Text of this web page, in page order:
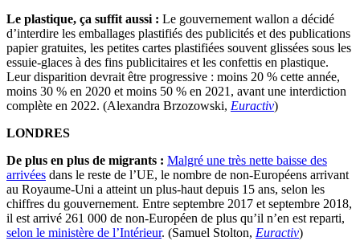
Le plastique, ça suffit aussi : Le gouvernement wallon a décidé
d’interdire les emballages plastifiés des publicités et des publications
papier gratuites, les petites cartes plastifiées souvent glissées sous les
essuie-glaces à des fins publicitaires et les confettis en plastique.
Leur disparition devrait être progressive : moins 20 % cette année,
moins 30 % en 2020 et moins 50 % en 2021, avant une interdiction
complète en 2022. (Alexandra Brzozowski, Euractiv)
LONDRES
De plus en plus de migrants : Malgré une très nette baisse des
arrivées dans le reste de l’UE, le nombre de non-Européens arrivant
au Royaume-Uni a atteint un plus-haut depuis 15 ans, selon les
chiffres du gouvernement. Entre septembre 2017 et septembre 2018,
il est arrivé 261 000 de non-Européen de plus qu’il n’en est reparti,
selon le ministère de l’Intérieur. (Samuel Stolton, Euractiv)